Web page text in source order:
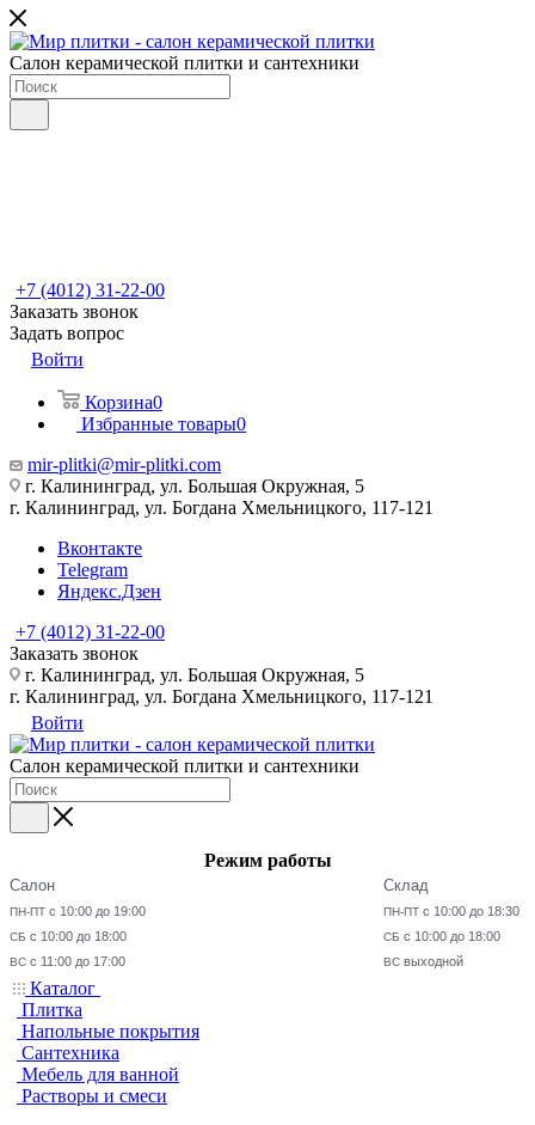
Салон керамической плитки и сантехники
+7 (4012) 31-22-00
Заказать звонок
Задать вопрос
Войти
Корзина0
Избранные товары0
mir-plitki@mir-plitki.com
г. Калининград, ул. Большая Окружная, 5
г. Калининград, ул. Богдана Хмельницкого, 117-121
Вконтакте
Telegram
Яндекс.Дзен
+7 (4012) 31-22-00
Заказать звонок
г. Калининград, ул. Большая Окружная, 5
г. Калининград, ул. Богдана Хмельницкого, 117-121
Войти
Салон керамической плитки и сантехники
Режим работы
Салон
ПН-ПТ с 10:00 до 19:00
СБ с 10:00 до 18:00
ВС с 11:00 до 17:00
Склад
ПН-ПТ с 10:00 до 18:30
СБ с 10:00 до 18:00
ВС выходной
Каталог
Плитка
Напольные покрытия
Сантехника
Мебель для ванной
Растворы и смеси